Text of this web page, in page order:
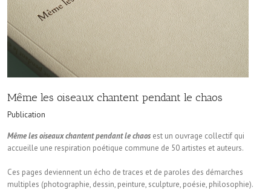
Même les oiseaux chantent pendant le chaos
Publication
Même les oiseaux chantent pendant le chaos est un ouvrage collectif qui
accueille une respiration poétique commune de 50 artistes et auteurs.
Ces pages deviennent un écho de traces et de paroles des démarches
multiples (photographie, dessin, peinture, sculpture, poésie, philosophie).